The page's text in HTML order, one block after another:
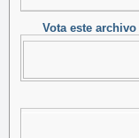
Vota este archivo